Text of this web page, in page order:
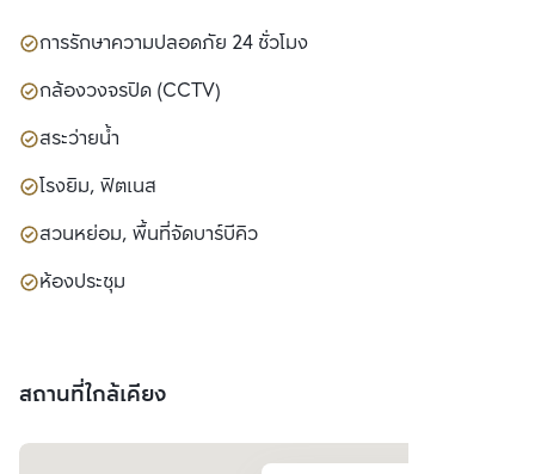
การรักษาความปลอดภัย 24 ชั่วโมง
กล้องวงจรปิด (CCTV)
สระว่ายน้ำ
โรงยิม, ฟิตเนส
สวนหย่อม, พื้นที่จัดบาร์บีคิว
ห้องประชุม
สถานที่ใกล้เคียง